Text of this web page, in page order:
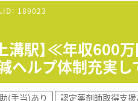
】
と非常に少なく、業務終了
はほぼ100％という実績があ
1日がお休みの完全週休2日
アイメージ】
やマネージャー、統括部長
： 189023
溝駅】≪年収600
ヘルプ体制充実し
(手当)あり 認定薬剤師取得支援